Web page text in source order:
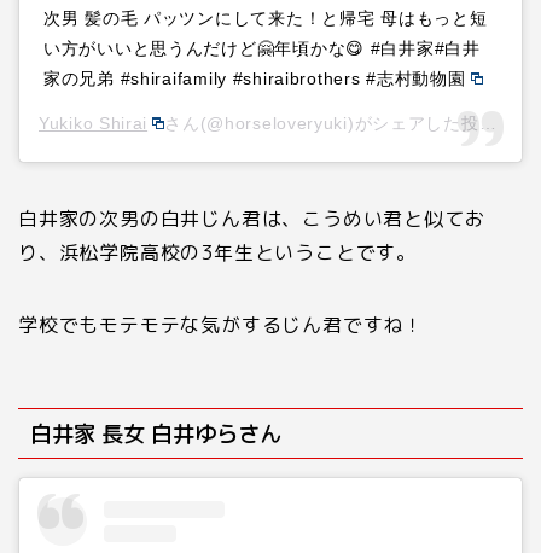
次男 髪の毛 パッツンにして来た！と帰宅 母はもっと短
い方がいいと思うんだけど🤗年頃かな😋 #白井家#白井
家の兄弟 #shiraifamily #shiraibrothers #志村動物園
Yukiko Shirai さん(@horseloveryuki)がシェアした投稿 –
白井家の次男の白井じん君は、こうめい君と似てお
り、浜松学院高校の3年生ということです。
学校でもモテモテな気がするじん君ですね！
白井家 長女 白井ゆらさん